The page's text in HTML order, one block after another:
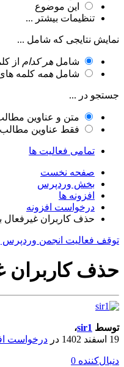
این موضوع
تنظیمات بیشتر ...
نمایش نتایجی که شامل ...
شامل هر کدام از
شامل همه کلمه
جستجو در ...
متن و عناوین
فقط عناوین مطالب
تمامی فعالیت ها
صفحه نخست
بخش وردپرس
افزونه ها
درخواست افزونه
حذف کاربران غیرفعال
توقف فعالیت انجمن وردپرس
حذف کاربران
توسط sir1،
19 اسفند 1402
در درخواست
دنبال‌کننده 0